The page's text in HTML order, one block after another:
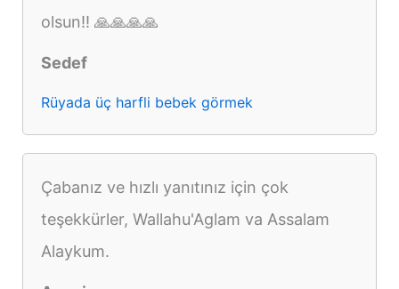
olsun!! 🙏🙏🙏🙏
Sedef
Rüyada üç harfli bebek görmek
Çabanız ve hızlı yanıtınız için çok
teşekkürler, Wallahu'Aglam va Assalam
Alaykum.